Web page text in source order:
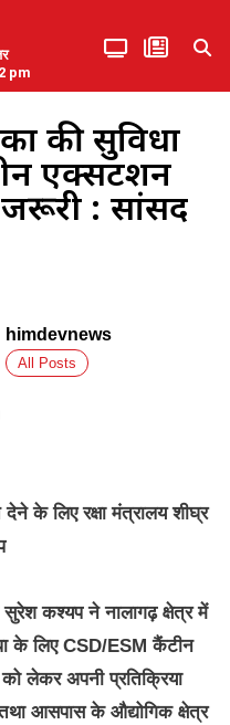
pm
की सुविधा
एक्सटेंशन
जरूरी : सांसद
himdevnews
All Posts
के लिए रक्षा मंत्रालय शीघ्र
सुरेश कश्यप ने नालागढ़ क्षेत्र में
के लिए CSD/ESM कैंटीन
लेकर अपनी प्रतिक्रिया
आसपास के औद्योगिक क्षेत्र